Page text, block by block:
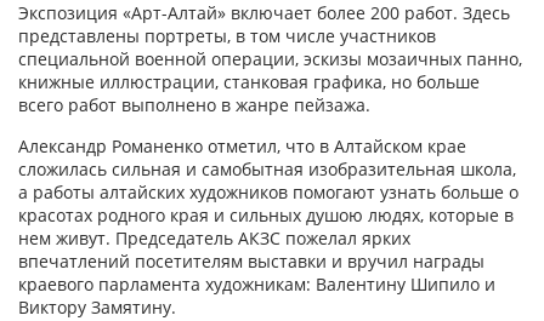
Экспозиция «Арт-Алтай» включает более 200 работ. Здесь
представлены портреты, в том числе участников
специальной военной операции, эскизы мозаичных панно,
книжные иллюстрации, станковая графика, но больше
всего работ выполнено в жанре пейзажа.
Александр Романенко отметил, что в Алтайском крае
сложилась сильная и самобытная изобразительная школа,
а работы алтайских художников помогают узнать больше о
красотах родного края и сильных душою людях, которые в
нем живут. Председатель АКЗС пожелал ярких
впечатлений посетителям выставки и вручил награды
краевого парламента художникам: Валентину Шипило и
Виктору Замятину.